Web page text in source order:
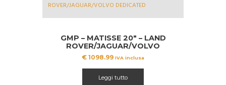
GMP – MATISSE 20″ – LAND
ROVER/JAGUAR/VOLVO
DEDICATED
€ 1098.99 IVA inclusa
Leggi tutto